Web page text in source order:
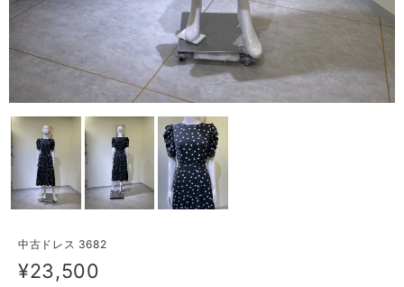
中古ドレス 3682
¥23,500